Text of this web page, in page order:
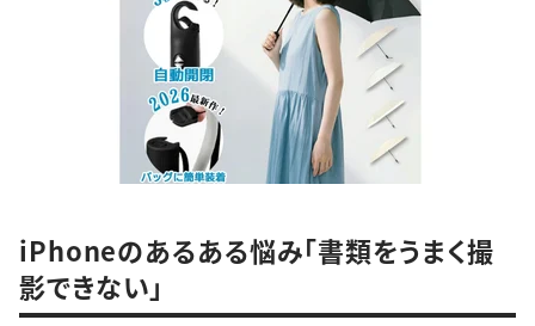
iPhoneのあるある悩み「書類をうまく撮
影できない」